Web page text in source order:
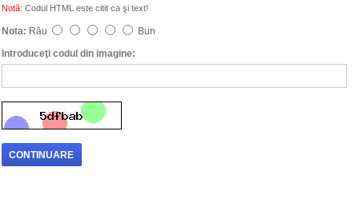
Notă: Codul HTML este citit ca şi text!
Nota: Rău
Bun
Introduceţi codul din imagine:
CONTINUARE